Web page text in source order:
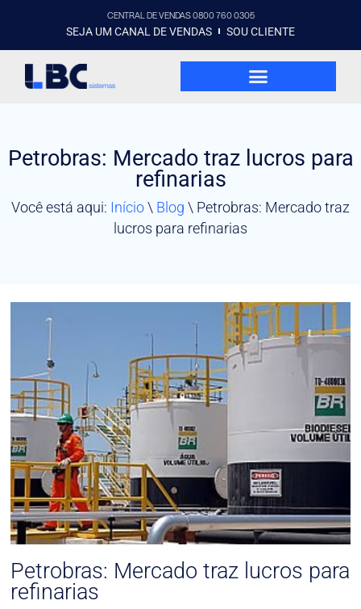
CENTRAL DE VENDAS 0800 760 0305
SEJA UM CANAL DE VENDAS SOU CLIENTE
Petrobras: Mercado traz lucros para
refinarias
Você está aqui: Início\ Blog \ Petrobras: Mercado traz
lucros para refinarias
Petrobras: Mercado traz lucros para
refinarias